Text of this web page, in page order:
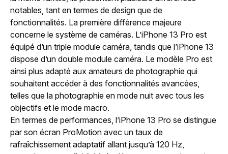
notables, tant en termes de design que de
fonctionnalités. La première différence majeure
concerne le système de caméras. L’iPhone 13 Pro est
équipé d’un triple module caméra, tandis que l’iPhone 13
dispose d’un double module caméra. Le modèle Pro est
ainsi plus adapté aux amateurs de photographie qui
souhaitent accéder à des fonctionnalités avancées,
telles que la photographie en mode nuit avec tous les
objectifs et le mode macro.
En termes de performances, l’iPhone 13 Pro se distingue
par son écran ProMotion avec un taux de
rafraîchissement adaptatif allant jusqu’à 120 Hz,